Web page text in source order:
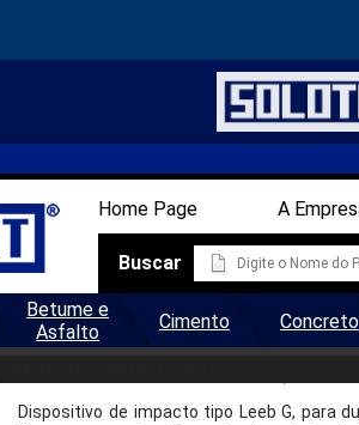
Home Page A
Buscar
Betume e
Asfalto
Cimento Concreto
Dispositivo de impacto tipo Leeb G, para